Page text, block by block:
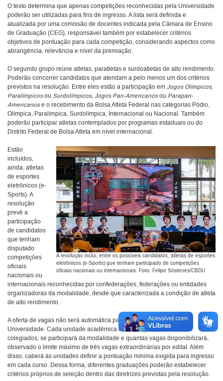
O texto determina que apenas competições reconhecidas pela Universidade
poderão ser utilizadas para fins de ingresso. A lista será definida e
atualizada por uma comissão de docentes indicada pela Câmara de Ensino
de Graduação (CEG), responsável também por estabelecer critérios
objetivos de pontuação para cada competição, considerando aspectos como
abrangência, relevância e nível da premiação.
O segundo grupo reúne atletas, paratletas e surdoatletas de alto rendimento.
Poderão concorrer candidatos que atendam a pelo menos um dos critérios
previstos na resolução. Entre eles estão a participação em Jogos Olímpicos,
Paralímpicosou Surdolímpicos, Jogos Pan-Americanosou Parapan-
Americanose o recebimento da Bolsa Atleta Federal nas categorias Pódio,
Olímpica, Paralímpica, Surdolímpica, Internacional ou Nacional. Também
poderão participar atletas contemplados por programas estaduais ou do
Distrito Federal de Bolsa Atleta em nível internacional.
A resolução inclui, entre os possíveis candidatos, atletas de esportes
eletrônicos (e-Sports) que tenham participado de competições
oficiais nacionais ou internacionais. Foto: Felipe Sóstenes/CBDU
Estão
incluídos,
ainda, atletas
de esportes
eletrônicos (e-
Sports). A
resolução
prevê a
participação
de candidatos
que tenham
disputado
competições
oficiais
nacionais ou
internacionais reconhecidas por confederações, federações ou entidades
organizadoras da modalidade, desde que caracterizada a condição de atleta
de alto rendimento.
A oferta de vagas não será automática para todos os cursos da
Universidade. Cada unidade acadêmica decidirá, por meio de seus
colegiados, se participará da modalidade e quantas vagas disponibilizará,
observado o limite máximo de três vagas extraordinárias por edital. Além
disso, caberá às unidades definir a pontuação mínima exigida para ingresso
em cada curso. Dessa forma, diferentes graduações poderão estabelecer
critérios próprios de seleção dentro das diretrizes previstas pela resolução.